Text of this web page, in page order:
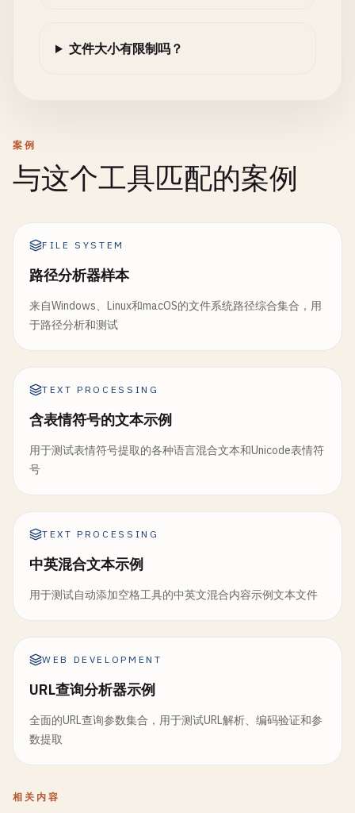
文件大小有限制吗？
案例
与这个工具匹配的案例
FILE SYSTEM
路径分析器样本
来自Windows、Linux和macOS的文件系统路径综合集合，用
于路径分析和测试
TEXT PROCESSING
含表情符号的文本示例
用于测试表情符号提取的各种语言混合文本和Unicode表情符
号
TEXT PROCESSING
中英混合文本示例
用于测试自动添加空格工具的中英文混合内容示例文本文件
WEB DEVELOPMENT
URL查询分析器示例
全面的URL查询参数集合，用于测试URL解析、编码验证和参
数提取
相关内容